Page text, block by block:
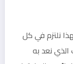
نلتزم في كل
الذي نعد به